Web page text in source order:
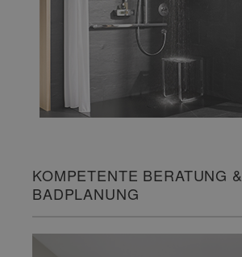
KOMPETENTE BERATUNG &
BADPLANUNG